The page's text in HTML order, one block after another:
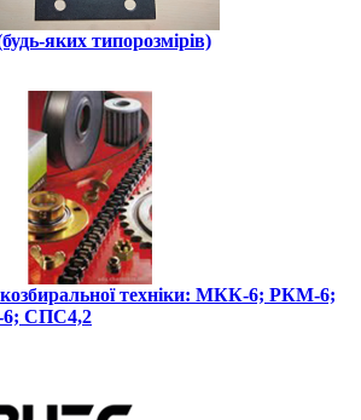
яких типорозмірів)
техніки: МКК-6; РКМ-6;
СПС4,2